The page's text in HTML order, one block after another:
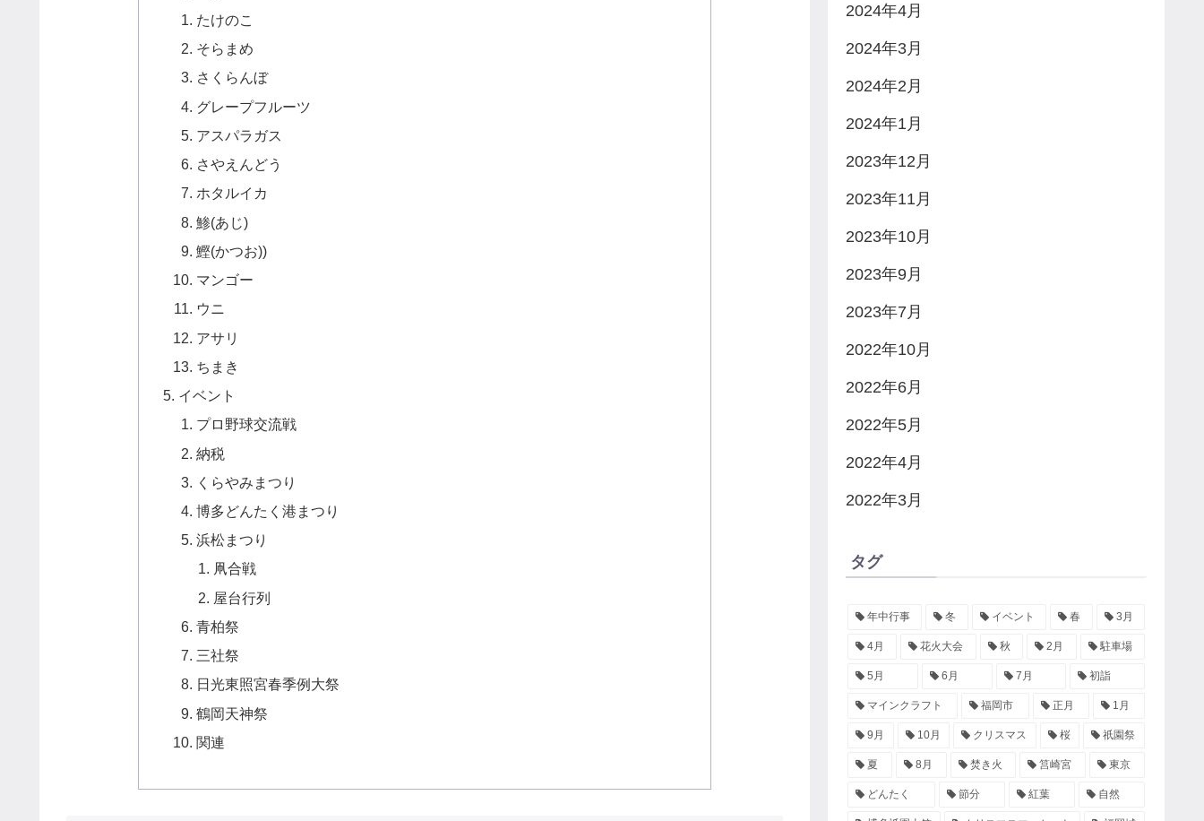
たけのこ
そらまめ
さくらんぼ
グレープフルーツ
アスパラガス
さやえんどう
ホタルイカ
鯵(あじ)
鰹(かつお))
マンゴー
ウニ
アサリ
ちまき
イベント
プロ野球交流戦
納税
くらやみまつり
博多どんたく港まつり
浜松まつり
凧合戦
屋台行列
青柏祭
三社祭
日光東照宮春季例大祭
鶴岡天神祭
関連
2024年4月
2024年3月
2024年2月
2024年1月
2023年12月
2023年11月
2023年10月
2023年9月
2023年7月
2022年10月
2022年6月
2022年5月
2022年4月
2022年3月
タグ
年中行事 冬 イベント 春 3月
4月 花火大会 秋 2月 駐車場
5月 6月 7月 初詣
マインクラフト 福岡市 正月 1月
9月 10月 クリスマス 桜 祇園祭
夏 8月 焚き火 筥崎宮 東京
どんたく 節分 紅葉 自然